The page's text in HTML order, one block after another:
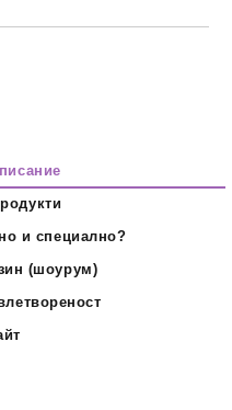
и специално?
(шоурум)